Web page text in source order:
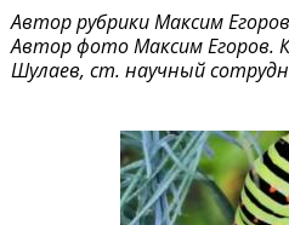
Автор рубрики Максим
Автор фото Максим Егоров.
Шулаев, ст. научный